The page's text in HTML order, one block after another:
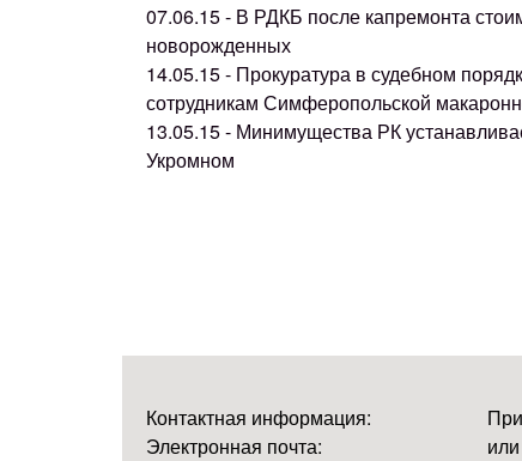
07.06.15 - В РДКБ после капремонта
новорожденных
14.05.15 - Прокуратура в судебном
сотрудникам Симферопольской
13.05.15 - Минимущества РК
Укромном
Контактная информация:
Электронная почта: